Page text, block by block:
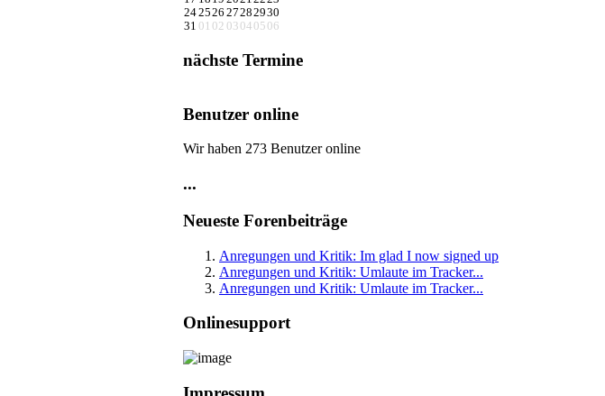
242526 27282930
31 01 02 03 04 05 06
nächste Termine
Benutzer online
Wir haben 273 Benutzer online
...
Neueste Forenbeiträge
Anregungen und Kritik: Im glad I now signed up
Anregungen und Kritik: Umlaute im Tracker...
Anregungen und Kritik: Umlaute im Tracker...
Onlinesupport